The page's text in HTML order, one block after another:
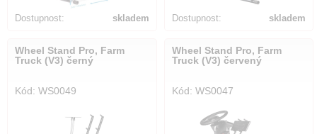
Dostupnost: skladem Dostupnost: skladem
Wheel Stand Pro, Farm
Truck (V3) černý
Kód: WS0049
Wheel Stand Pro, Farm
Truck (V3) červený
Kód: WS0047